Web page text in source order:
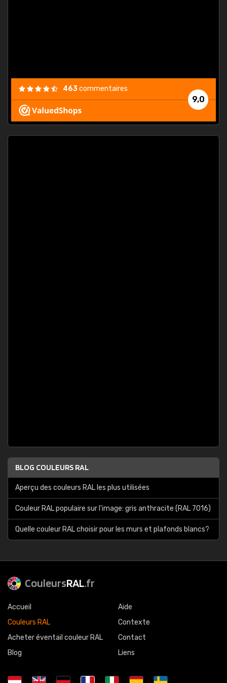
9,0
463commentaires
BLOG COULEURS RAL
Aperçu des couleurs RAL les plus utilisées
Couleur RAL populaire sur l'image: gris anthracite (RAL 7016)
Quelle couleur RAL choisir pour les murs et plafonds blancs?
CouleursRAL.fr
Accueil
Couleurs RAL
Acheter éventail couleur RAL
Blog
Aide
Contexte
Contact
Liens